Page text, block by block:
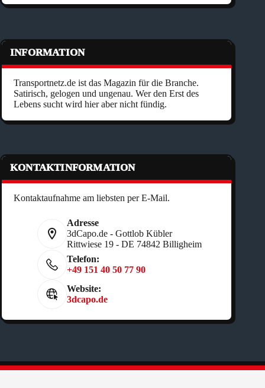
INFORMATION
Transportnetz.de ist das Magazin für die Branche.
Satirisch, gelogen und ungenau. Wer den Erst des
Lebens sucht wird hier aber nicht fündig.
KONTAKTINFORMATION
Kontaktaufnahme am liebsten per E-Mail.
Adresse
3dCapo.de - Gottlob Kübler
Rittwiese 19 - DE 74842 Billigheim
Telefon:
+49 151 40 50 77 90
Website:
3dcapo.de